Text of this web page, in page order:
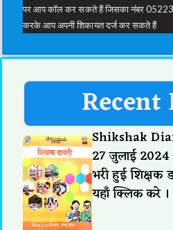
पर आप कॉल कर सकते हैं जिसका नंबर
करके आप अपनी शिकायत दर्ज कर सकते हैं
Recent
Shikshak
27 जुलाई 2024
भरी हुई शिक्षक
यहाँ क्लिक करे ।